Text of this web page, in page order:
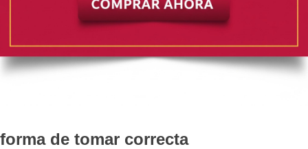
forma de tomar correcta